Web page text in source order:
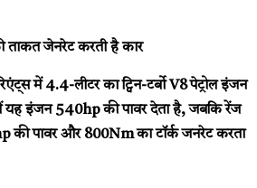
जेनरेट करती है कार
में 4.4-लीटर का ट्विन-टर्बो V8 पेट्रोल इंजन
में यह इंजन 540hp की पावर देता है, जबकि रेंज
की पावर और 800Nm का टॉर्क जनरेट करता